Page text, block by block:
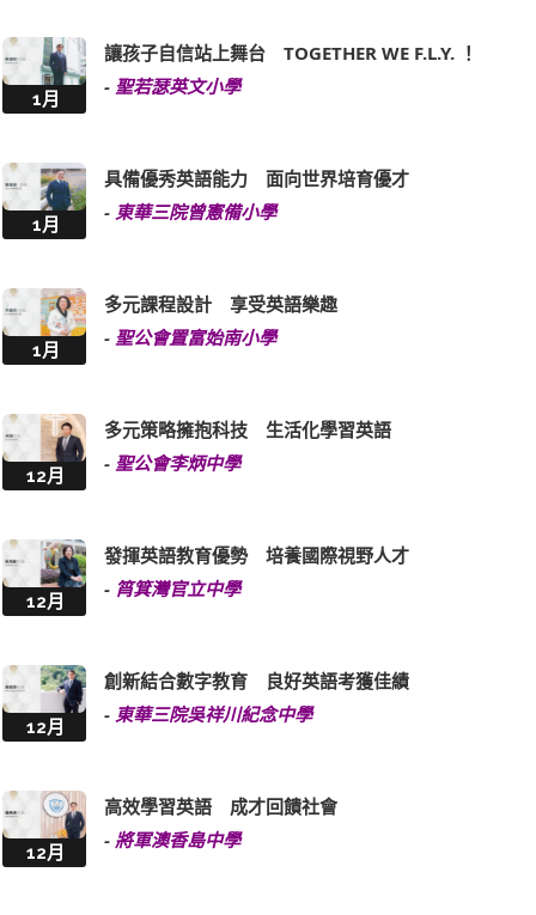
1月
讓孩子自信站上舞台 TOGETHER WE F.L.Y. ！
- 聖若瑟英文小學
1月
具備優秀英語能力 面向世界培育優才
- 東華三院曾憲備小學
1月
多元課程設計 享受英語樂趣
- 聖公會置富始南小學
12月
多元策略擁抱科技 生活化學習英語
- 聖公會李炳中學
12月
發揮英語教育優勢 培養國際視野人才
- 筲箕灣官立中學
12月
創新結合數字教育 良好英語考獲佳績
- 東華三院吳祥川紀念中學
12月
高效學習英語 成才回饋社會
- 將軍澳香島中學